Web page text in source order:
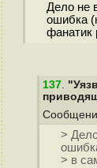
Дело не
ошибка
фанатик
137.
>
> в